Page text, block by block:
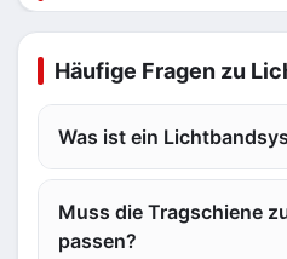
Häufige Fragen zu
Was ist ein
Muss die Tragschiene
passen?